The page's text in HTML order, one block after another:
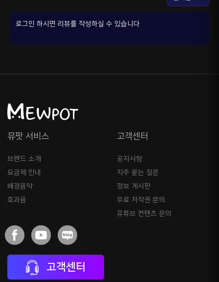
로그인 하시면 리뷰를 작성하실 수 있습니다
뮤팟 서비스
브랜드 소개
요금제 안내
배경음악
효과음
고객센터
공지사항
자주 묻는 질문
정보 게시판
무료 저작권 문의
유튜브 컨텐츠 문의
고객센터